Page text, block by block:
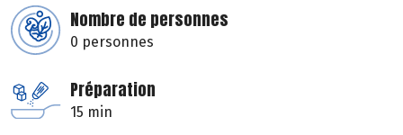
Nombre de personnes
0 personnes
Préparation
15 min